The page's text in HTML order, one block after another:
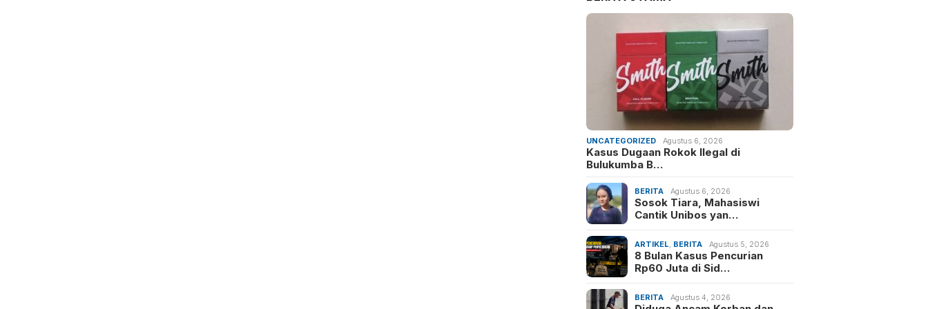
UNCATEGORIZED Agustus 6, 2026
Kasus Dugaan Rokok Ilegal di
Bulukumba B…
BERITA Agustus 6, 2026
Sosok Tiara, Mahasiswi
Cantik Unibos yan…
ARTIKEL BERITA Agustus 5, 2026
8 Bulan Kasus Pencurian
Rp60 Juta di Sid…
BERITA Agustus 4, 2026